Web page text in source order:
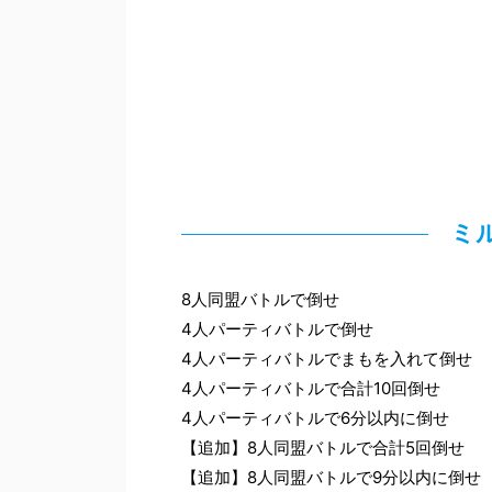
ミ
8人同盟バトルで倒せ
4人パーティバトルで倒せ
4人パーティバトルでまもを入れて倒せ
4人パーティバトルで合計10回倒せ
4人パーティバトルで6分以内に倒せ
【追加】8人同盟バトルで合計5回倒せ
【追加】8人同盟バトルで9分以内に倒せ